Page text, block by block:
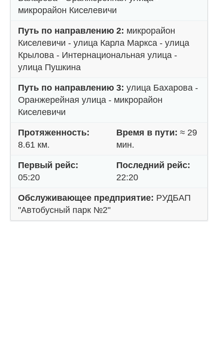
микрорайон Киселевичи
Путь по направлению 2: микрорайон
Киселевичи - улица Карла Маркса - улица
Крылова - Интернациональная улица -
улица Пушкина
Путь по направлению 3: улица Бахарова -
Оранжерейная улица - микрорайон
Киселевичи
Протяженность:
8.61 км.
Время в пути: ≈ 29
мин.
Первый рейс:
05:20
Последний рейс:
22:20
Обслуживающее предприятие: РУДБАП
"Автобусный парк №2"